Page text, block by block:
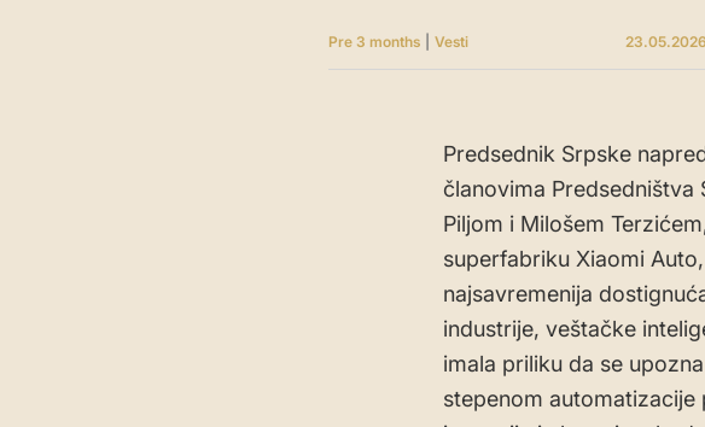
Pre 3 months Vesti
Predsednik Srpske
članovima Predsedništva
Piljom i Milošem
superfabriku Xiaomi
najsavremenija
industrije, veštačke
imala priliku da se
stepenom